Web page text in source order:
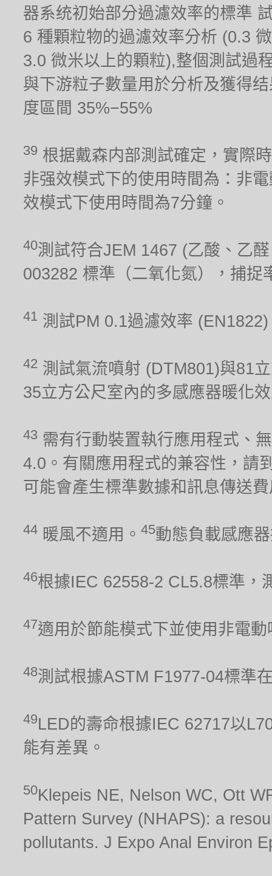
器系统初始部分過濾效率的標準
6 種顆粒物的過濾效率分析 (0.3
3.0 微米以上的顆粒),整個測試過
與下游粒子數量用於分析及獲得
度區間 35%−55%
39 根据戴森内部測試確定，實際
非强效模式下的使用時間為：非
效模式下使用時間為7分鐘。
40測試符合JEM 1467 (乙酸、乙
003282 標準（二氧化氮），捕捉
41 測試PM 0.1過濾效率 (EN1822)
42 測試氣流噴射 (DTM801)與81
35立方公尺室內的多感應器暖化
43 需有行動裝置執行應用程式、
4.0。有關應用程式的兼容性，請
可能會產生標準數據和訊息傳送
44 暖風不適用。 45動態負載感應
46根據IEC 62558-2 CL5.8標準，
47適用於節能模式下並使用非電動
48測試根據ASTM F1977-04標準
49LED的壽命根據IEC 62717以
能有差異。
50Klepeis NE, Nelson WC, Ott
Pattern Survey (NHAPS): a
pollutants. J Expo Anal Environ